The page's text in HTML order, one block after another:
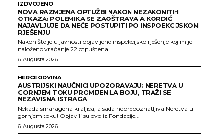
IZDVOJENO
NOVA RAZMJENA OPTUŽBI NAKON NEZAKONITIH
OTKAZA: POLEMIKA SE ZAOŠTRAVA A KORDIĆ
NAJAVLJUJE DA NEĆE POSTUPITI PO INSPOEKCIJSKOM
RJEŠENJU
Nakon što je u javnosti objavljeno inspekcijsko rješenje kojim je
naloženo vraćanje 22 otpuštena...
6. Augusta 2026.
HERCEGOVINA
AUSTRIJSKI NAUČNICI UPOZORAVAJU: NERETVA U
GORNJEM TOKU PROMIJENILA BOJU, TRAŽI SE
NEZAVISNA ISTRAGA
Nekada smaragdna kraljica, a sada neprepoznatljiva Neretva u
gornjem toku! Objavili su ovo iz Fondacije...
6. Augusta 2026.